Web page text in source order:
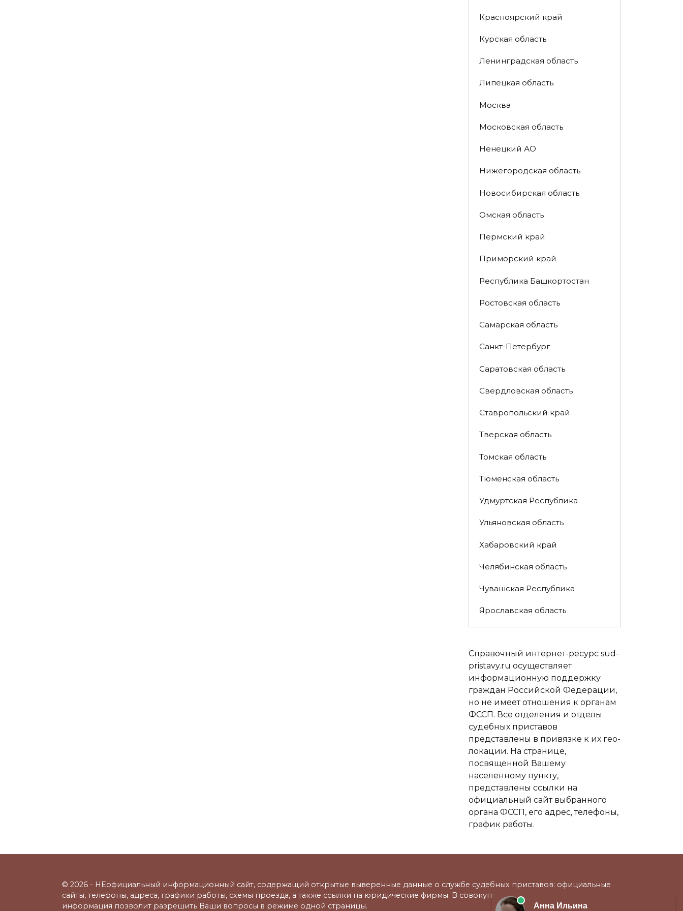
Красноярский край
Курская область
Ленинградская область
Липецкая область
Москва
Московская область
Ненецкий АО
Нижегородская область
Новосибирская область
Омская область
Пермский край
Приморский край
Республика Башкортостан
Ростовская область
Самарская область
Санкт-Петербург
Саратовская область
Свердловская область
Ставропольский край
Тверская область
Томская область
Тюменская область
Удмуртская Республика
Ульяновская область
Хабаровский край
Челябинская область
Чувашская Республика
Ярославская область
Справочный интернет-ресурс sud-
pristavy.ru осуществляет
информационную поддержку
граждан Российской Федерации,
но не имеет отношения к органам
ФССП. Все отделения и отделы
судебных приставов
представлены в привязке к их гео-
локации. На странице,
посвященной Вашему
населенному пункту,
представлены ссылки на
официальный сайт выбранного
органа ФССП, его адрес, телефоны,
график работы.
© 2026 - НЕофициальный информационный сайт, содержащий открытые выверенные данные о службе судебных приставов: официальные
сайты, телефоны, адреса, графики работы, схемы проезда, а также ссылки на юридические фирмы. В совокупности представленная
информация позволит разрешить Ваши вопросы в режиме одной страницы.